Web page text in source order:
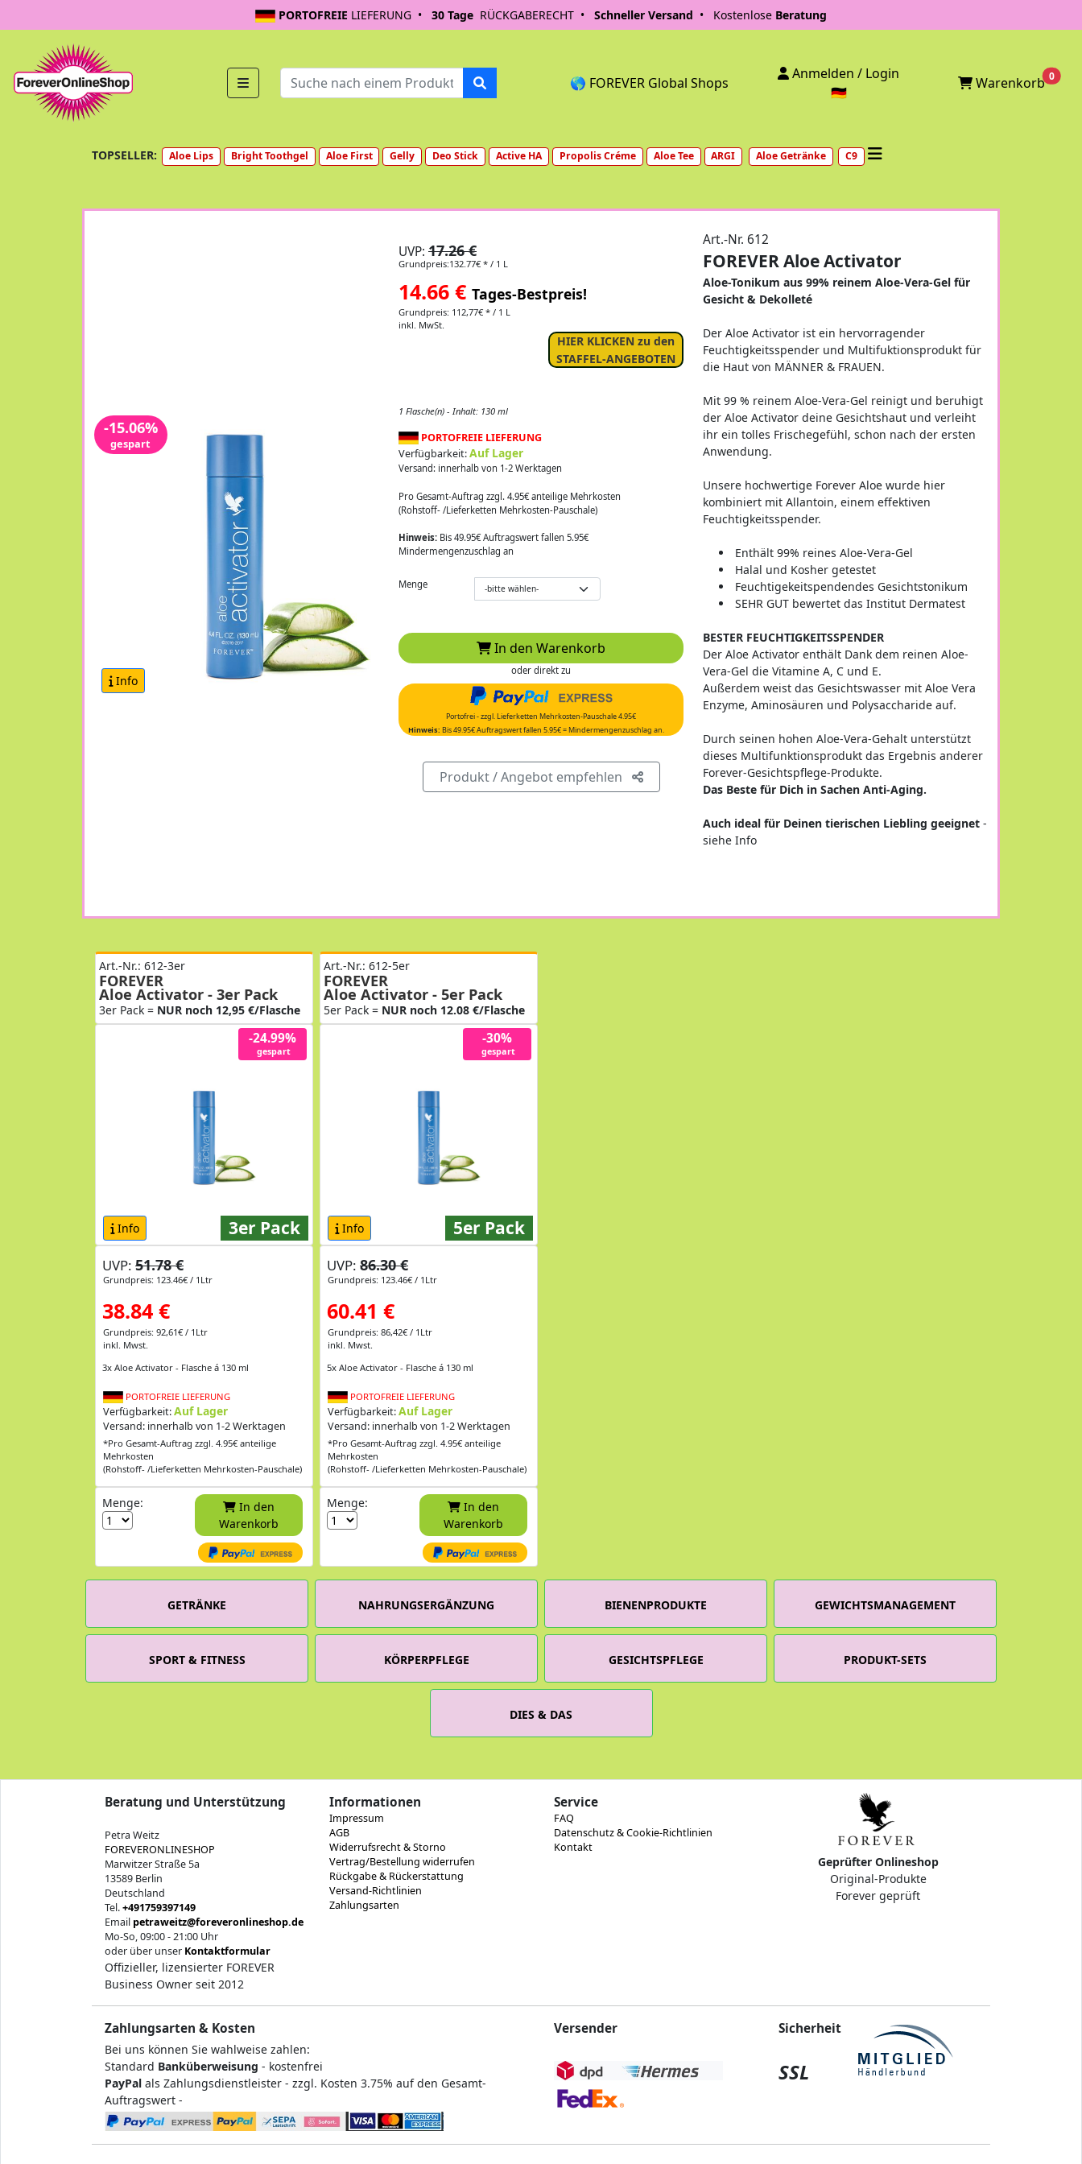
PORTOFREIE LIEFERUNG • 30 Tage RÜCKGABERECHT • Schneller Versand • Kostenlose Beratung
🌎 FOREVER Global Shops
Anmelden / Login
🇩🇪
Warenkorb0
TOPSELLER: Aloe Lips Bright Toothgel Aloe First Gelly Deo Stick Active HA Propolis Créme Aloe Tee ARGI Aloe Getränke C9
-15.06%
gespart
Info
UVP: 17.26 €
Grundpreis:132.77€ * / 1 L
14.66 € Tages-Bestpreis!
Grundpreis: 112,77€ * / 1 L
inkl. MwSt.
HIER KLICKEN zu den
STAFFEL-ANGEBOTEN
1 Flasche(n) - Inhalt: 130 ml
PORTOFREIE LIEFERUNG
Verfügbarkeit:Auf Lager
Versand: innerhalb von 1-2 Werktagen
Pro Gesamt-Auftrag zzgl. 4.95€ anteilige Mehrkosten
(Rohstoff- /Lieferketten Mehrkosten-Pauschale)
Hinweis: Bis 49.95€ Auftragswert fallen 5.95€
Mindermengenzuschlag an
Menge
In den Warenkorb
oder direkt zu
Portofrei - zzgl. Lieferketten Mehrkosten-Pauschale 4.95€
Hinweis: Bis 49.95€ Auftragswert fallen 5.95€ = Mindermengenzuschlag an.
Produkt / Angebot empfehlen
Art.-Nr. 612
FOREVER Aloe Activator
Aloe-Tonikum aus 99% reinem Aloe-Vera-Gel für
Gesicht & Dekolleté
Der Aloe Activator ist ein hervorragender
Feuchtigkeitsspender und Multifuktionsprodukt für
die Haut von MÄNNER & FRAUEN.
Mit 99 % reinem Aloe-Vera-Gel reinigt und beruhigt
der Aloe Activator deine Gesichtshaut und verleiht
ihr ein tolles Frischegefühl, schon nach der ersten
Anwendung.
Unsere hochwertige Forever Aloe wurde hier
kombiniert mit Allantoin, einem effektiven
Feuchtigkeitsspender.
Enthält 99% reines Aloe-Vera-Gel
Halal und Kosher getestet
Feuchtigekeitspendendes Gesichtstonikum
SEHR GUT bewertet das Institut Dermatest
BESTER FEUCHTIGKEITSSPENDER
Der Aloe Activator enthält Dank dem reinen Aloe-
Vera-Gel die Vitamine A, C und E.
Außerdem weist das Gesichtswasser mit Aloe Vera
Enzyme, Aminosäuren und Polysaccharide auf.
Durch seinen hohen Aloe-Vera-Gehalt unterstützt
dieses Multifunktionsprodukt das Ergebnis anderer
Forever-Gesichtspflege-Produkte.
Das Beste für Dich in Sachen Anti-Aging.
Auch ideal für Deinen tierischen Liebling geeignet -
siehe Info
Art.-Nr.: 612-3er
FOREVER
Aloe Activator - 3er Pack
3er Pack = NUR noch 12,95 €/Flasche
-24.99%
gespart
Info 3er Pack
UVP: 51.78 €
Grundpreis: 123.46€ / 1Ltr
38.84 €
Grundpreis: 92,61€ / 1Ltr
inkl. Mwst.
3x Aloe Activator - Flasche á 130 ml
PORTOFREIE LIEFERUNG
Verfügbarkeit:Auf Lager
Versand: innerhalb von 1-2 Werktagen
*Pro Gesamt-Auftrag zzgl. 4.95€ anteilige
Mehrkosten
(Rohstoff- /Lieferketten Mehrkosten-Pauschale)
Menge:
In den
Warenkorb
Art.-Nr.: 612-5er
FOREVER
Aloe Activator - 5er Pack
5er Pack = NUR noch 12.08 €/Flasche
-30%
gespart
Info 5er Pack
UVP: 86.30 €
Grundpreis: 123.46€ / 1Ltr
60.41 €
Grundpreis: 86,42€ / 1Ltr
inkl. Mwst.
5x Aloe Activator - Flasche á 130 ml
PORTOFREIE LIEFERUNG
Verfügbarkeit:Auf Lager
Versand: innerhalb von 1-2 Werktagen
*Pro Gesamt-Auftrag zzgl. 4.95€ anteilige
Mehrkosten
(Rohstoff- /Lieferketten Mehrkosten-Pauschale)
Menge:
In den
Warenkorb
GETRÄNKE NAHRUNGSERGÄNZUNG BIENENPRODUKTE GEWICHTSMANAGEMENT
SPORT & FITNESS KÖRPERPFLEGE GESICHTSPFLEGE PRODUKT-SETS
DIES & DAS
Beratung und Unterstützung
Petra Weitz
FOREVERONLINESHOP
Marwitzer Straße 5a
13589 Berlin
Deutschland
Tel.+491759397149
Email petraweitz@foreveronlineshop.de
Mo-So, 09:00 - 21:00 Uhr
oder über unser Kontaktformular
Offizieller, lizensierter FOREVER
Business Owner seit 2012
Informationen
Impressum
AGB
Widerrufsrecht & Storno
Vertrag/Bestellung widerrufen
Rückgabe & Rückerstattung
Versand-Richtlinien
Zahlungsarten
Service
FAQ
Datenschutz & Cookie-Richtlinien
Kontakt
Geprüfter Onlineshop
Original-Produkte
Forever geprüft
Zahlungsarten & Kosten
Bei uns können Sie wahlweise zahlen:
Standard Banküberweisung - kostenfrei
PayPal als Zahlungsdienstleister - zzgl. Kosten 3.75% auf den Gesamt-
Auftragswert -
Versender Sicherheit
SSL